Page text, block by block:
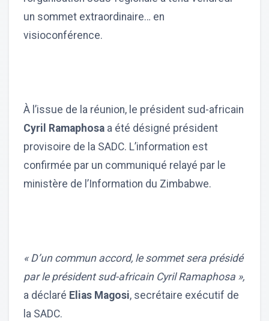
un sommet extraordinaire… en
visioconférence.
À l’issue de la réunion, le président sud-africain
Cyril Ramaphosa a été désigné président
provisoire de la SADC. L’information est
confirmée par un communiqué relayé par le
ministère de l’Information du Zimbabwe.
« D’un commun accord, le sommet sera présidé
par le président sud-africain Cyril Ramaphosa »,
a déclaré Elias Magosi, secrétaire exécutif de
la SADC.